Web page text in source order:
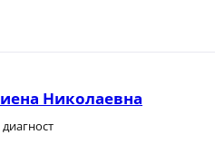
Николаевна